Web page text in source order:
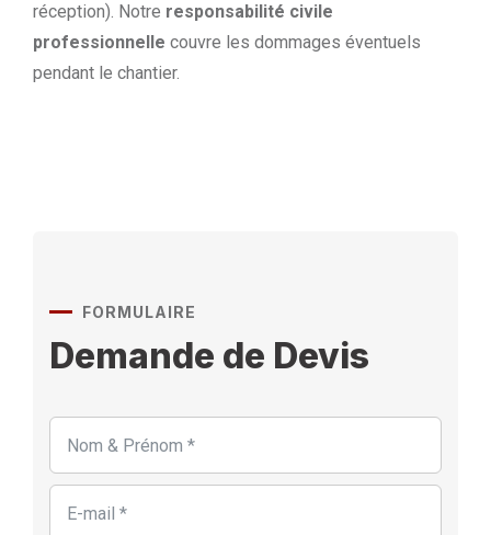
réception). Notre responsabilité civile
professionnelle couvre les dommages éventuels
pendant le chantier.
FORMULAIRE
Demande de Devis